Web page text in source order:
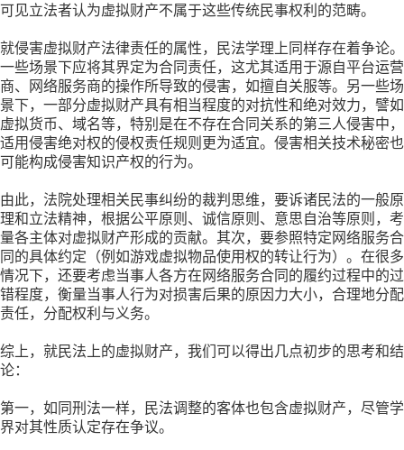
可见立法者认为虚拟财产不属于这些传统民事权利的范畴。
就侵害虚拟财产法律责任的属性，民法学理上同样存在着争论。
一些场景下应将其界定为合同责任，这尤其适用于源自平台运营
商、网络服务商的操作所导致的侵害，如擅自关服等。另一些场
景下，一部分虚拟财产具有相当程度的对抗性和绝对效力，譬如
虚拟货币、域名等，特别是在不存在合同关系的第三人侵害中，
适用侵害绝对权的侵权责任规则更为适宜。侵害相关技术秘密也
可能构成侵害知识产权的行为。
由此，法院处理相关民事纠纷的裁判思维，要诉诸民法的一般原
理和立法精神，根据公平原则、诚信原则、意思自治等原则，考
量各主体对虚拟财产形成的贡献。其次，要参照特定网络服务合
同的具体约定（例如游戏虚拟物品使用权的转让行为）。在很多
情况下，还要考虑当事人各方在网络服务合同的履约过程中的过
错程度，衡量当事人行为对损害后果的原因力大小，合理地分配
责任，分配权利与义务。
综上，就民法上的虚拟财产，我们可以得出几点初步的思考和结
论：
第一，如同刑法一样，民法调整的客体也包含虚拟财产，尽管学
界对其性质认定存在争议。